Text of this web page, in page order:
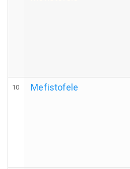
10 Mefistofele